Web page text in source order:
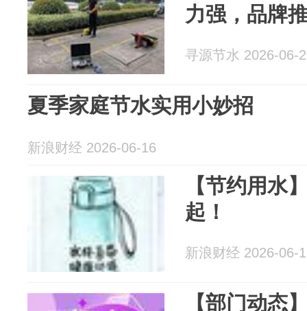
力强，品牌
寻源节水 2026-06-
夏季家庭节水实用小妙招
新浪财经 2026-06-16
【节约用水
起！
新浪财经 2026-06-
【部门动态